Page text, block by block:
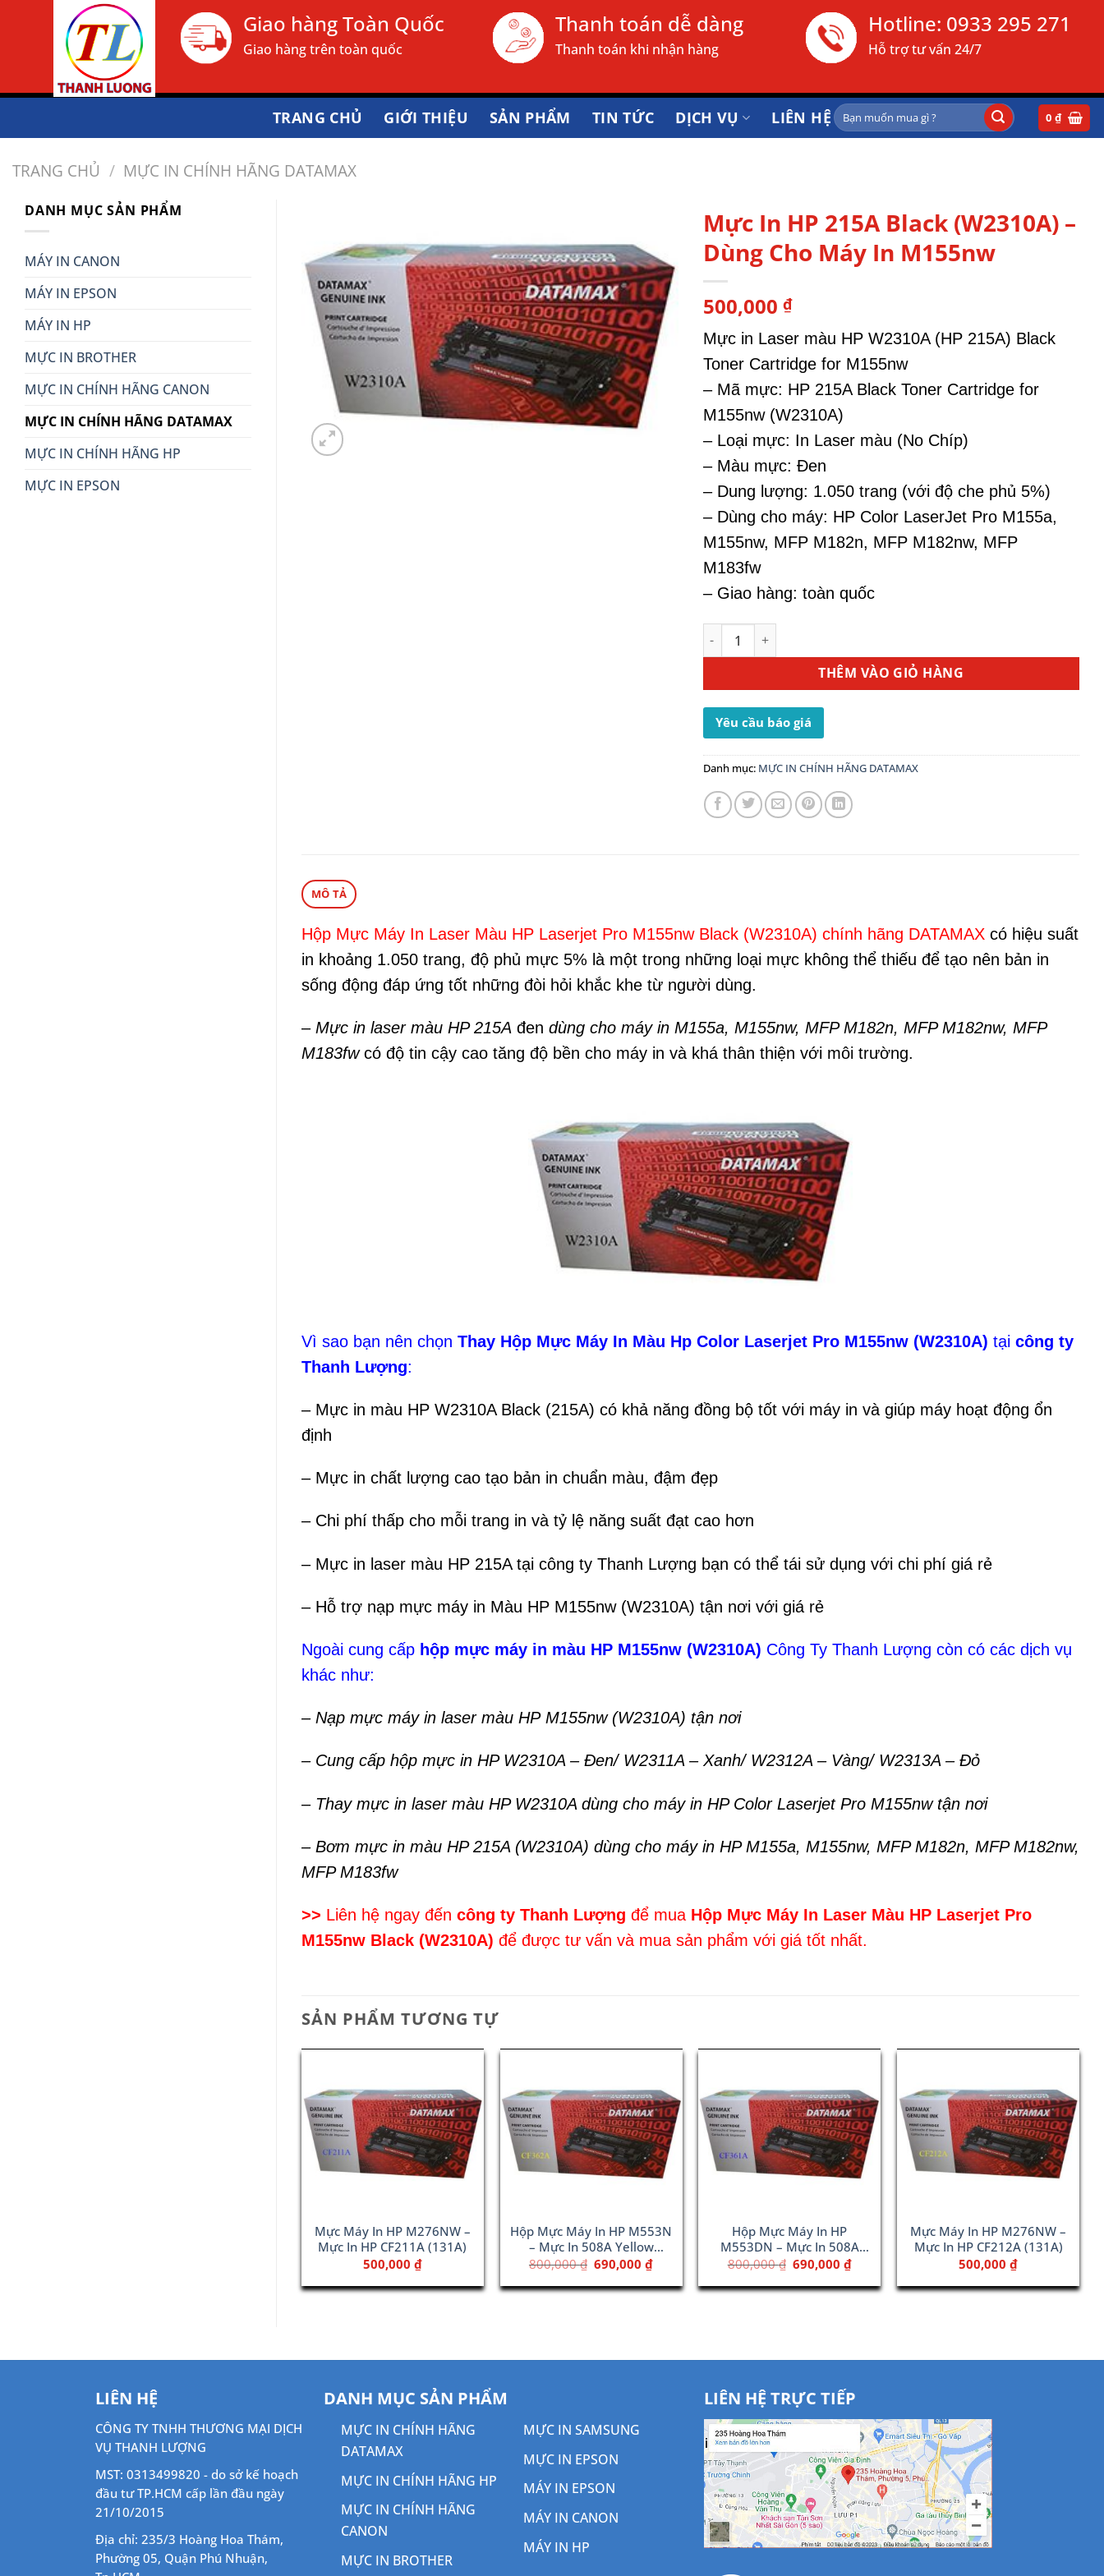
Giao hàng Toàn Quốc
Giao hàng trên toàn quốc
Thanh toán dễ dàng
Thanh toán khi nhận hàng
Hotline: 0933 295 271
Hỗ trợ tư vấn 24/7
TRANG CHỦ GIỚI THIỆU SẢN PHẨM TIN TỨC DỊCH VỤ LIÊN HỆ Tìm
kiếm:
0₫
TRANG CHỦ / MỰC IN CHÍNH HÃNG DATAMAX
DANH MỤC SẢN PHẨM
MÁY IN CANON
MÁY IN EPSON
MÁY IN HP
MỰC IN BROTHER
MỰC IN CHÍNH HÃNG CANON
MỰC IN CHÍNH HÃNG DATAMAX
MỰC IN CHÍNH HÃNG HP
MỰC IN EPSON
Mực In HP 215A Black (W2310A) –
Dùng Cho Máy In M155nw
500,000 ₫
Mực in Laser màu HP W2310A (HP 215A) Black
Toner Cartridge for M155nw
– Mã mực: HP 215A Black Toner Cartridge for
M155nw (W2310A)
– Loại mực: In Laser màu (No Chíp)
– Màu mực: Đen
– Dung lượng: 1.050 trang (với độ che phủ 5%)
– Dùng cho máy: HP Color LaserJet Pro M155a,
M155nw, MFP M182n, MFP M182nw, MFP
M183fw
– Giao hàng: toàn quốc
Mực In HP 215A Black (W2310A) - Dùng Cho Máy In M155nw số
THÊM VÀO GIỎ HÀNG
Yêu cầu báo giá
Danh mục: MỰC IN CHÍNH HÃNG DATAMAX
MÔ TẢ
Hộp Mực Máy In Laser Màu HP Laserjet Pro M155nw Black (W2310A) chính hãng DATAMAX có hiệu suất
in khoảng 1.050 trang, độ phủ mực 5% là một trong những loại mực không thể thiếu để tạo nên bản in
sống động đáp ứng tốt những đòi hỏi khắc khe từ người dùng.
– Mực in laser màu HP 215A đen dùng cho máy in M155a, M155nw, MFP M182n, MFP M182nw, MFP
M183fwcó độ tin cậy cao tăng độ bền cho máy in và khá thân thiện với môi trường.
Vì sao bạn nên chọn Thay Hộp Mực Máy In Màu Hp Color Laserjet Pro M155nw (W2310A) tại công ty
Thanh Lượng:
– Mực in màu HP W2310A Black (215A) có khả năng đồng bộ tốt với máy in và giúp máy hoạt động ổn
định
– Mực in chất lượng cao tạo bản in chuẩn màu, đậm đẹp
– Chi phí thấp cho mỗi trang in và tỷ lệ năng suất đạt cao hơn
– Mực in laser màu HP 215A tại công ty Thanh Lượng bạn có thể tái sử dụng với chi phí giá rẻ
– Hỗ trợ nạp mực máy in Màu HP M155nw (W2310A) tận nơi với giá rẻ
Ngoài cung cấp hộp mực máy in màu HP M155nw (W2310A) Công Ty Thanh Lượng còn có các dịch vụ
khác như:
– Nạp mực máy in laser màu HP M155nw (W2310A) tận nơi
– Cung cấp hộp mực in HP W2310A – Đen/ W2311A – Xanh/ W2312A – Vàng/ W2313A – Đỏ
– Thay mực in laser màu HP W2310A dùng cho máy in HP Color Laserjet Pro M155nw tận nơi
– Bơm mực in màu HP 215A (W2310A) dùng cho máy in HP M155a, M155nw, MFP M182n, MFP M182nw,
MFP M183fw
>> Liên hệ ngay đến công ty Thanh Lượng để mua Hộp Mực Máy In Laser Màu HP Laserjet Pro
M155nw Black (W2310A) để được tư vấn và mua sản phẩm với giá tốt nhất.
SẢN PHẨM TƯƠNG TỰ
Mực Máy In HP M276NW –
Mực In HP CF211A (131A)
500,000 ₫
Hộp Mực Máy In HP M553N
– Mực In 508A Yellow
(CF362A)
800,000₫ Giá
gốc
là:
800,000 ₫.
690,000₫Giá
tại
là:
Hộp Mực Máy In HP
M553DN – Mực In 508A
Cyan (CF361A)
800,000₫ Giá
gốc
là:
800,000 ₫.
690,000₫Giá
tại
là:
Mực Máy In HP M276NW –
Mực In HP CF212A (131A)
500,000₫
LIÊN HỆ
CÔNG TY TNHH THƯƠNG MẠI DỊCH
VỤ THANH LƯỢNG
MST: 0313499820 - do sở kế hoạch
đầu tư TP.HCM cấp lần đầu ngày
21/10/2015
Địa chỉ: 235/3 Hoàng Hoa Thám,
Phường 05, Quận Phú Nhuận,
DANH MỤC SẢN PHẨM
MỰC IN CHÍNH HÃNG
DATAMAX
MỰC IN CHÍNH HÃNG HP
MỰC IN CHÍNH HÃNG
CANON
MỰC IN BROTHER
MỰC IN SAMSUNG
MỰC IN EPSON
MÁY IN EPSON
MÁY IN CANON
MÁY IN HP
LIÊN HỆ TRỰC TIẾP